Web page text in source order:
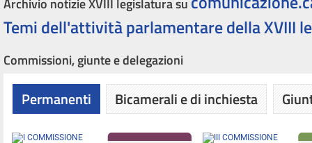
Archivio notizie XVIII legislatura su
Temi dell'attività parlamentare della XVIII
Commissioni, giunte e delegazioni
Permanenti Bicamerali e di inchiesta